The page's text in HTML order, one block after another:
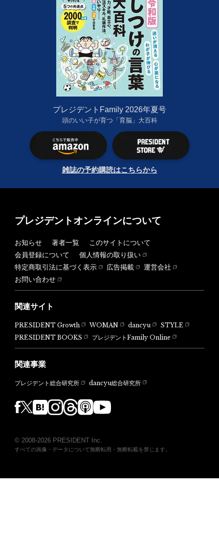
プレジデントFamily 2026年夏号
頭のいい子が育つ「育脳」大百科
雑誌の予約購読はこちらから
プレジデントオンラインについて
お知らせ 著者一覧
このサイトについて
会員登録について
個人情報の取り扱い
特定商取引法に基づく表示
広告掲載
運営会社
お問い合わせ
関連サイト
PRESIDENT Growth WOMAN dancyu
STYLE
PRESIDENT BOOKS
プレジデントFamily Online
関連事業
プレジデント総合研究所 dancyu総合研究所
© 2008-2026 PRESIDENT Inc.
すべての画像・データについて無断転用・無断転載を禁じます。